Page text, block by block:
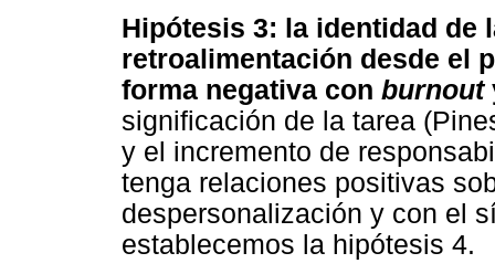
Hipótesis 3: la identidad de
retroalimentación desde el
forma negativa con burnout
significación de la tarea
y el incremento de
tenga relaciones positivas
despersonalización y con el
establecemos la hipótesis 4.